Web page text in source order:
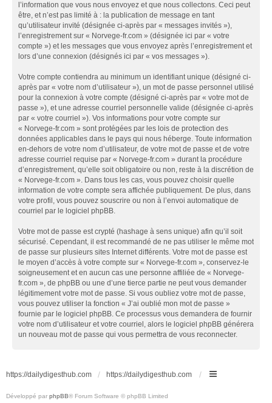
l’information que vous nous envoyez et que nous collectons. Ceci peut
être, et n’est pas limité à : la publication de message en tant
qu’utilisateur invité (désignée ci-après par « messages invités »),
l’enregistrement sur « Norvege-fr.com » (désignée ici par « votre
compte ») et les messages que vous envoyez après l’enregistrement et
lors d’une connexion (désignés ici par « vos messages »).
Votre compte contiendra au minimum un identifiant unique (désigné ci-
après par « votre nom d’utilisateur »), un mot de passe personnel utilisé
pour la connexion à votre compte (désigné ci-après par « votre mot de
passe »), et une adresse courriel personnelle valide (désignée ci-après
par « votre courriel »). Vos informations pour votre compte sur
« Norvege-fr.com » sont protégées par les lois de protection des
données applicables dans le pays qui nous héberge. Toute information
en-dehors de votre nom d’utilisateur, de votre mot de passe et de votre
adresse courriel requise par « Norvege-fr.com » durant la procédure
d’enregistrement, qu’elle soit obligatoire ou non, reste à la discrétion de
« Norvege-fr.com ». Dans tous les cas, vous pouvez choisir quelle
information de votre compte sera affichée publiquement. De plus, dans
votre profil, vous pouvez souscrire ou non à l’envoi automatique de
courriel par le logiciel phpBB.
Votre mot de passe est crypté (hashage à sens unique) afin qu’il soit
sécurisé. Cependant, il est recommandé de ne pas utiliser le même mot
de passe sur plusieurs sites Internet différents. Votre mot de passe est
le moyen d’accès à votre compte sur « Norvege-fr.com », conservez-le
soigneusement et en aucun cas une personne affiliée de « Norvege-
fr.com », de phpBB ou une d’une tierce partie ne peut vous demander
légitimement votre mot de passe. Si vous oubliez votre mot de passe,
vous pouvez utiliser la fonction « J’ai oublié mon mot de passe »
fournie par le logiciel phpBB. Ce processus vous demandera de fournir
votre nom d’utilisateur et votre courriel, alors le logiciel phpBB générera
un nouveau mot de passe qui vous permettra de vous reconnecter.
https://dailydigesthub.com https://dailydigesthub.com
Développé par phpBB® Forum Software © phpBB Limited